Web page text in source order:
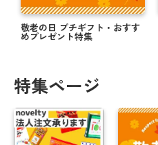
敬老の日 プチギフト・おすす
めプレゼント特集
特集ページ